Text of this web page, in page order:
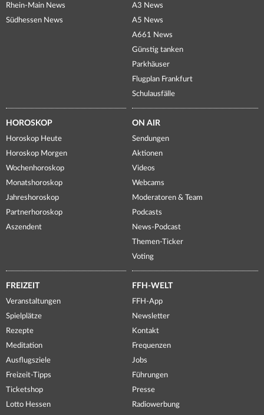
Rhein-Main News
Südhessen News
A3 News
A5 News
A661 News
Günstig tanken
Parkhäuser
Flugplan Frankfurt
Schulausfälle
HOROSKOP
Horoskop Heute
Horoskop Morgen
Wochenhoroskop
Monatshoroskop
Jahreshoroskop
Partnerhoroskop
Aszendent
ON AIR
Sendungen
Aktionen
Videos
Webcams
Moderatoren & Team
Podcasts
News-Podcast
Themen-Ticker
Voting
FREIZEIT
Veranstaltungen
Spielplätze
Rezepte
Meditation
Ausflugsziele
Freizeit-Tipps
Ticketshop
Lotto Hessen
FFH-WELT
FFH-App
Newsletter
Kontakt
Frequenzen
Jobs
Führungen
Presse
Radiowerbung